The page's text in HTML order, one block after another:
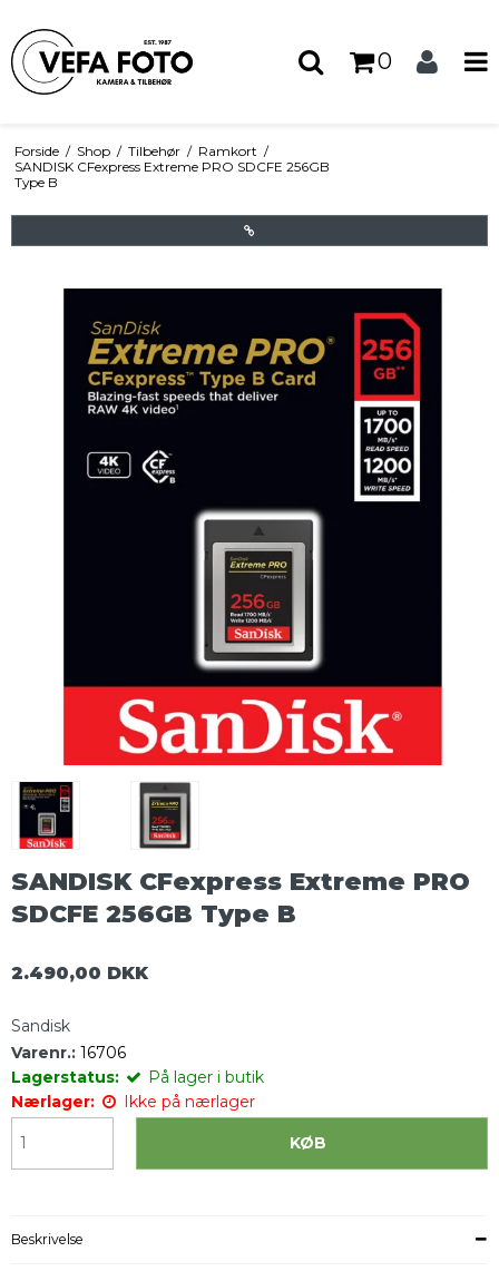
0
Forside / Shop / Tilbehør / Ramkort /
SANDISK CFexpress Extreme PRO SDCFE 256GB
Type B
SANDISK CFexpress Extreme PRO
SDCFE 256GB Type B
2.490,00 DKK
Sandisk
Varenr.: 16706
Lagerstatus:
På lager i butik
Nærlager:
Ikke på nærlager
KØB
Beskrivelse